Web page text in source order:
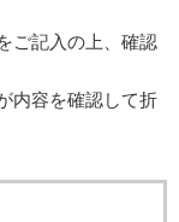
ご記入の上、確認
内容を確認して折